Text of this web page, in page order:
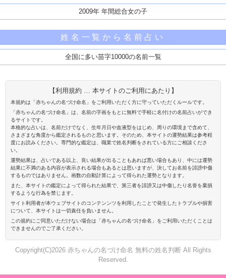
2009年 年間総合女の子
姓名一覧から名前占い
全国に多い苗字10000の名前一覧
【利用規約 … 本サイトのご利用にあたり】
本規約は「赤ちゃんの名づけ命名」をご利用いただく方に守っていただくルールです。
「赤ちゃんの名づけ命名」は、名前の字画をもとに無料で手軽に名付けの名前占いができ
るサイトです。
本格的な占いは、名前だけでなく、生年月日や血液型をはじめ、周りの環境まで含めて、
さまざまな角度から鑑定されるものと思います。そのため、本サイトの運勢結果は参考程
度にお読みください。専門的な鑑定は、職業で姓名判断をされている方にご相談くださ
い。
運勢結果は、占いである以上、良い結果が出ることもあれば悪い場合もあり、中には運勢
結果に不満のある内容が表示される場合もあるとは思いますが、決してお名前を誹謗中傷
するものではありません。画数の自動計算によって得られた運勢となります。
また、本サイトの鑑定によって得られた結果で、第三者を誹謗又は中傷したり名誉を棄損
するような行為を禁じます。
サイト利用者が本ウェブサイトのコンテンンツを利用したことで発生したトラブルや損害
について、本サイトは一切責任を負いません。
この規約にご同意いただけない場合は「赤ちゃんの名づけ命名」をご利用いただくことは
できませんのでご了承ください。
Copyright(C)2026 赤ちゃんの名づけ命名 無料の姓名判断 All Rights
Reserved.